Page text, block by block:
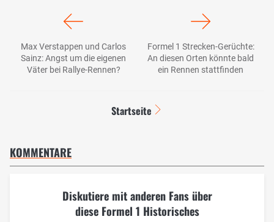
Max Verstappen und Carlos
Sainz: Angst um die eigenen
Väter bei Rallye-Rennen?
Formel 1 Strecken-Gerüchte:
An diesen Orten könnte bald
ein Rennen stattfinden
Startseite
KOMMENTARE
Diskutiere mit anderen Fans über
diese Formel 1 Historisches